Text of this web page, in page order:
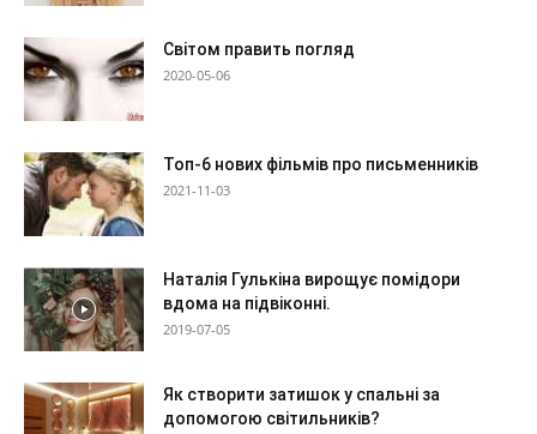
Світом править погляд
2020-05-06
Топ-6 нових фільмів про письменників
2021-11-03
Наталія Гулькіна вирощує помідори
вдома на підвіконні.
2019-07-05
Як створити затишок у спальні за
допомогою світильників?